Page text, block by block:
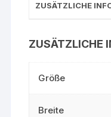
ZUSÄTZLICHE
ZUSÄTZLICHE
Größe
Breite